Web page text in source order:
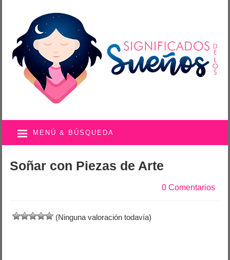
MENÚ & BÚSQUEDA
Soñar con Piezas de Arte
0 Comentarios
(Ninguna valoración todavía)